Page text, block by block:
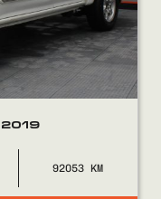
2019
92053